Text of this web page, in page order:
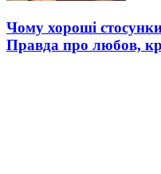
Чому хороші
Правда про любов,